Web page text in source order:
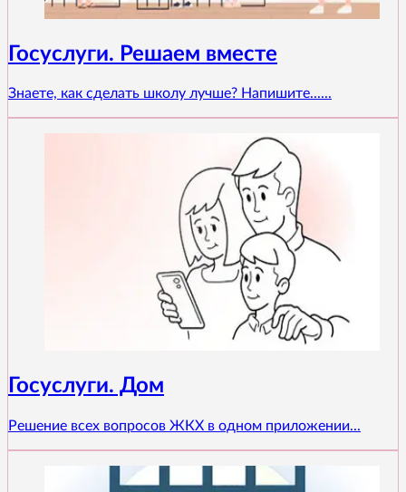
Госуслуги. Решаем вместе
Знаете, как сделать школу лучше? Напишите......
Госуслуги. Дом
Решение всех вопросов ЖКХ в одном приложении...